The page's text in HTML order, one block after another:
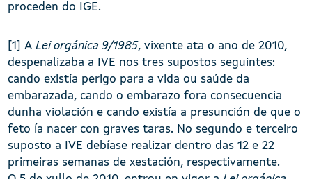
proceden do IGE.
[1] ALei orgánica 9/1985, vixente ata o ano de 2010,
despenalizaba a IVE nos tres supostos seguintes:
cando existía perigo para a vida ou saúde da
embarazada, cando o embarazo fora consecuencia
dunha violación e cando existía a presunción de que o
feto ía nacer con graves taras. No segundo e terceiro
suposto a IVE debíase realizar dentro das 12 e 22
primeiras semanas de xestación, respectivamente.